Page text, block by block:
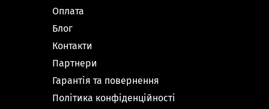
Оплата
Блог
Контакти
Партнери
Гарантія та повернення
Політика конфіденційності